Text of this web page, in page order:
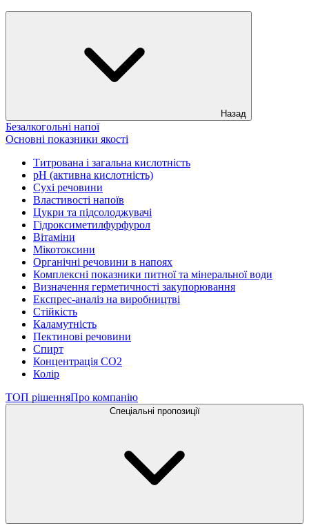
Назад
Безалкогольні напої
Основні показники якості
Титрована і загальна кислотність
рН (активна кислотність)
Сухі речовини
Властивості напоїв
Цукри та підсолоджувачі
Гідроксиметилфурфурол
Вітаміни
Мікотоксини
Органічні речовини в напоях
Комплексні показники питної та мінеральної води
Визначення герметичності закупорювання
Експрес-аналіз на виробництві
Стійкість
Каламутність
Пектинові речовини
Спирт
Концентрація СО2
Колір
ТОП рішенняПро компанію
Спеціальні пропозиції